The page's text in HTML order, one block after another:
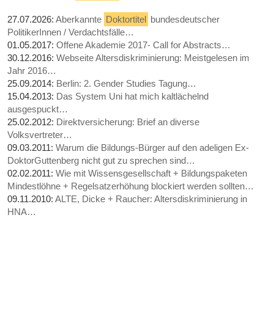
27.07.2026:Aberkannte Doktortitel bundesdeutscher
PolitikerInnen / Verdachtsfälle…
01.05.2017:Offene Akademie 2017- Call for Abstracts…
30.12.2016:Webseite Altersdiskriminierung: Meistgelesen im
Jahr 2016…
25.09.2014: Berlin: 2. Gender Studies Tagung…
15.04.2013: Das System Uni hat mich kaltlächelnd
ausgespuckt…
25.02.2012: Direktversicherung: Brief an diverse
Volksvertreter…
09.03.2011:Warum die Bildungs-Bürger auf den adeligen Ex-
DoktorGuttenberg nicht gut zu sprechen sind…
02.02.2011:Wie mit Wissensgesellschaft + Bildungspaketen
Mindestlöhne + Regelsatzerhöhung blockiert werden sollten…
09.11.2010:ALTE, Dicke + Raucher: Altersdiskriminierung in
HNA…